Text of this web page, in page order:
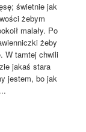
świetnie jak
żebym
malały. Po
żeby
W tamtej chwili
jakaś stara
jestem, bo jak